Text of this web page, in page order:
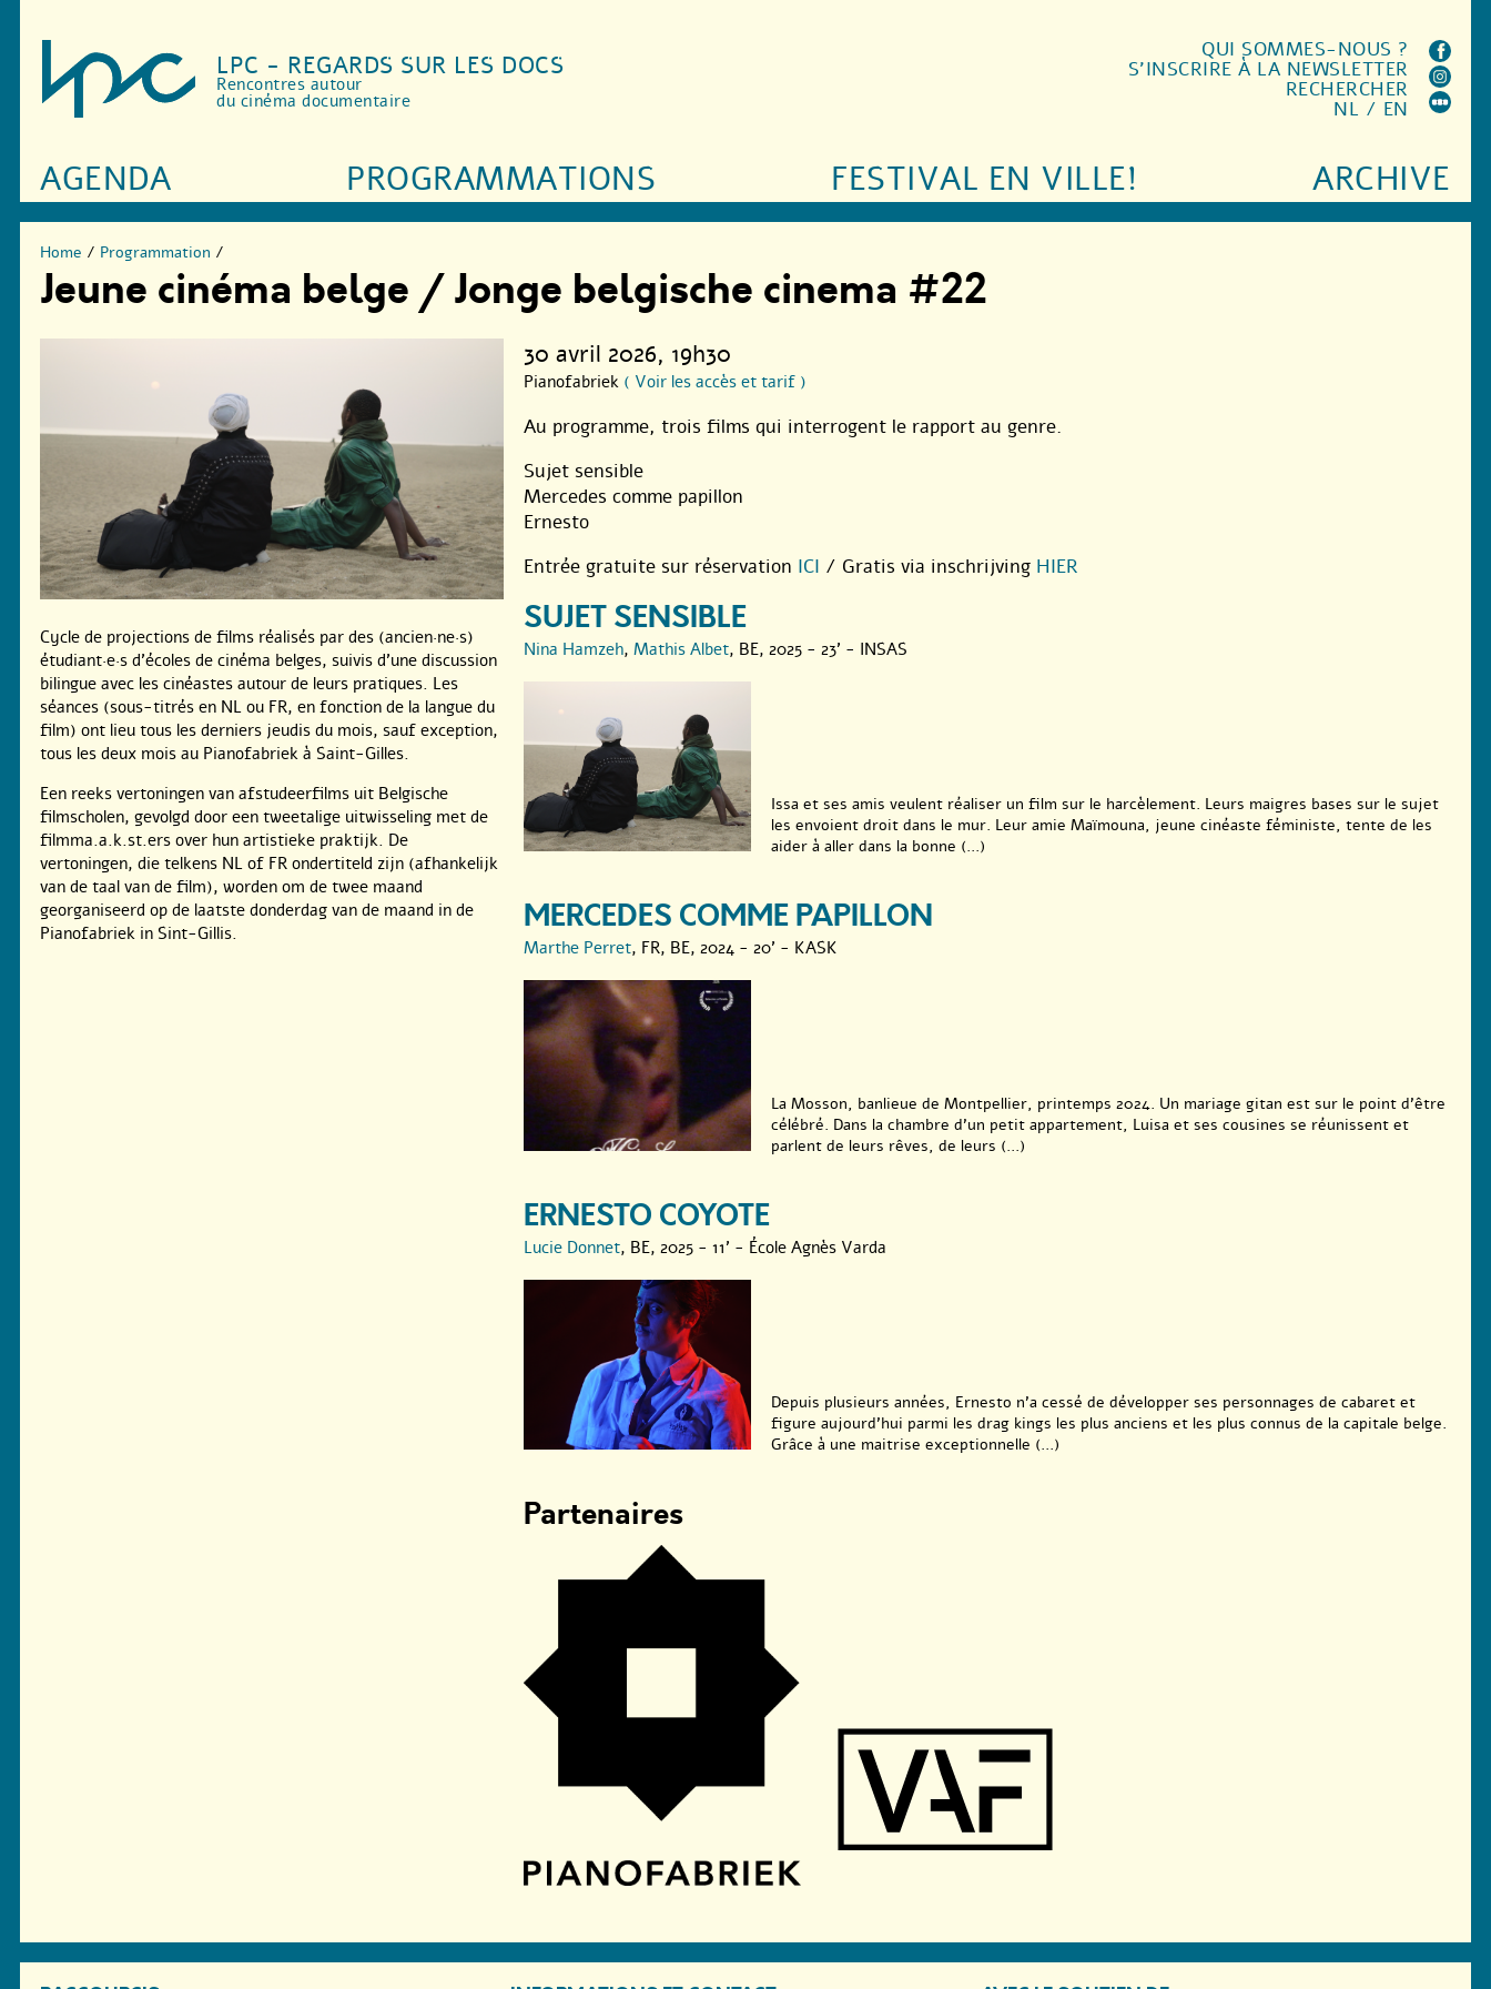
LPC - REGARDS SUR LES DOCS
Rencontres autour
du cinéma documentaire
AGENDA PROGRAMMATIONS FESTIVAL EN VILLE! ARCHIVE
QUI SOMMES-NOUS ?
S'INSCRIRE À LA NEWSLETTER
RECHERCHER
NL / EN
Home / Programmation /
Jeune cinéma belge / Jonge belgische cinema #22
Cycle de projections de films réalisés par des (ancien·ne·s)
étudiant·e·s d’écoles de cinéma belges, suivis d’une discussion
bilingue avec les cinéastes autour de leurs pratiques. Les
séances (sous-titrés en NL ou FR, en fonction de la langue du
film) ont lieu tous les derniers jeudis du mois, sauf exception,
tous les deux mois au Pianofabriek à Saint-Gilles.
Een reeks vertoningen van afstudeerfilms uit Belgische
filmscholen, gevolgd door een tweetalige uitwisseling met de
filmma.a.k.st.ers over hun artistieke praktijk. De
vertoningen, die telkens NL of FR ondertiteld zijn (afhankelijk
van de taal van de film), worden om de twee maand
georganiseerd op de laatste donderdag van de maand in de
Pianofabriek in Sint-Gillis.
30 avril 2026, 19h30
Pianofabriek ( Voir les accès et tarif )
Au programme, trois films qui interrogent le rapport au genre.
Sujet sensible
Mercedes comme papillon
Ernesto
Entrée gratuite sur réservation ICI / Gratis via inschrijving HIER
SUJET SENSIBLE
Nina Hamzeh, Mathis Albet, BE, 2025 - 23' - INSAS
Issa et ses amis veulent réaliser un film sur le harcèlement. Leurs maigres bases sur le sujet
les envoient droit dans le mur. Leur amie Maïmouna, jeune cinéaste féministe, tente de les
aider à aller dans la bonne (...)
MERCEDES COMME PAPILLON
Marthe Perret, FR, BE, 2024 - 20' - KASK
La Mosson, banlieue de Montpellier, printemps 2024. Un mariage gitan est sur le point d’être
célébré. Dans la chambre d’un petit appartement, Luisa et ses cousines se réunissent et
parlent de leurs rêves, de leurs (...)
ERNESTO COYOTE
Lucie Donnet, BE, 2025 - 11' - École Agnès Varda
Depuis plusieurs années, Ernesto n’a cessé de développer ses personnages de cabaret et
figure aujourd’hui parmi les drag kings les plus anciens et les plus connus de la capitale belge.
Grâce à une maitrise exceptionnelle (...)
Partenaires